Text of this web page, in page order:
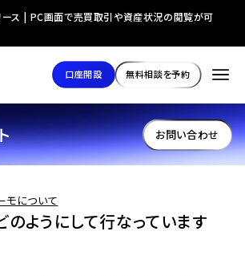
お問い合わせ
モについて
のようにして行なっています
ス | PC画面で売買取引や資産状況の閲覧が可
口座開設 無料相談を予約